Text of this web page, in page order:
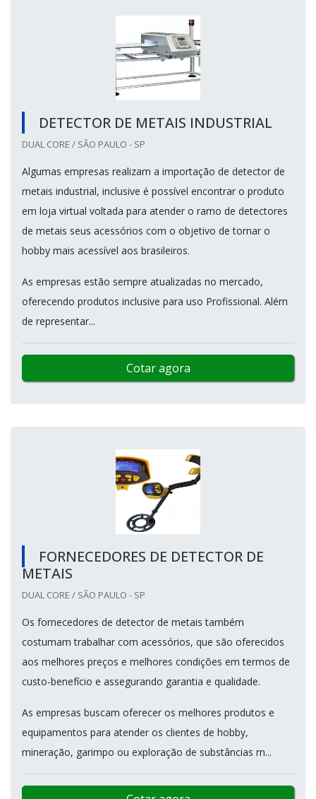
DETECTOR DE METAIS INDUSTRIAL
DUAL CORE / SÃO PAULO - SP
Algumas empresas realizam a importação de detector de
metais industrial, inclusive é possível encontrar o produto
em loja virtual voltada para atender o ramo de detectores
de metais seus acessórios com o objetivo de tornar o
hobby mais acessível aos brasileiros.
As empresas estão sempre atualizadas no mercado,
oferecendo produtos inclusive para uso Profissional. Além
de representar...
Cotar agora
FORNECEDORES DE DETECTOR DE
METAIS
DUAL CORE / SÃO PAULO - SP
Os fornecedores de detector de metais também
costumam trabalhar com acessórios, que são oferecidos
aos melhores preços e melhores condições em termos de
custo-benefício e assegurando garantia e qualidade.
As empresas buscam oferecer os melhores produtos e
equipamentos para atender os clientes de hobby,
mineração, garimpo ou exploração de substâncias m...